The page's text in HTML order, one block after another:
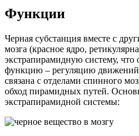
Функции
Черная субстанция вместе с
мозга (красное ядро,
экстрапирамидную систему, что
функцию – регуляцию
связана с отделами спинного
обход пирамидных путей.
экстрапирамидной системы: